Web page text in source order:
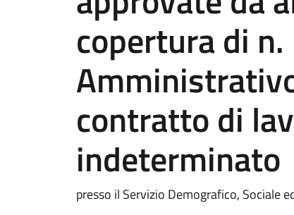
copertura di
contratto di
indeterminato
presso il Servizio Demografico, Sociale